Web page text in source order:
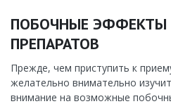
ПОБОЧНЫЕ ЭФФЕКТЫ
ПРЕПАРАТОВ
Прежде, чем приступить к
желательно внимательно
внимание на возможные